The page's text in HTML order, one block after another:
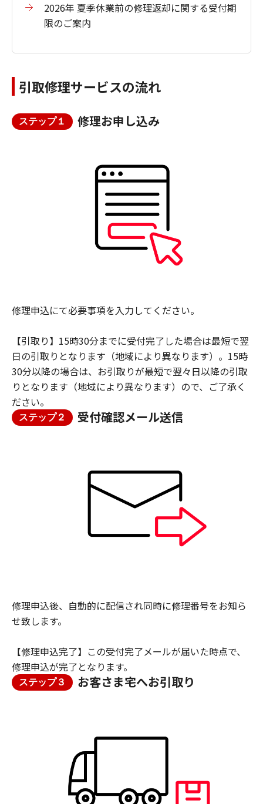
2026年 夏季休業前の修理返却に関する受付期
限のご案内
引取修理サービスの流れ
ステップ１ 修理お申し込み
修理申込にて必要事項を入力してください。
【引取り】15時30分までに受付完了した場合は最短で翌
日の引取りとなります（地域により異なります）。15時
30分以降の場合は、お引取りが最短で翌々日以降の引取
りとなります（地域により異なります）ので、ご了承く
ださい。
ステップ２ 受付確認メール送信
修理申込後、自動的に配信され同時に修理番号をお知ら
せ致します。
【修理申込完了】この受付完了メールが届いた時点で、
修理申込が完了となります。
ステップ３ お客さま宅へお引取り